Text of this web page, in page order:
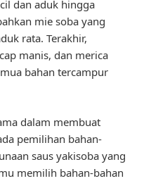
dan aduk hingga
mie soba yang
rata. Terakhir,
manis, dan merica
bahan tercampur
dalam membuat
pemilihan bahan-
saus yakisoba yang
memilih bahan-bahan